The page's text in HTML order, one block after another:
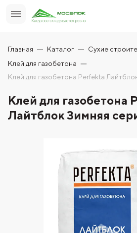
Главная Каталог
Сухие
Клей для газобетона
Клей для газобетона Perfekta
Клей для газобетона
Лайтблок Зимняя